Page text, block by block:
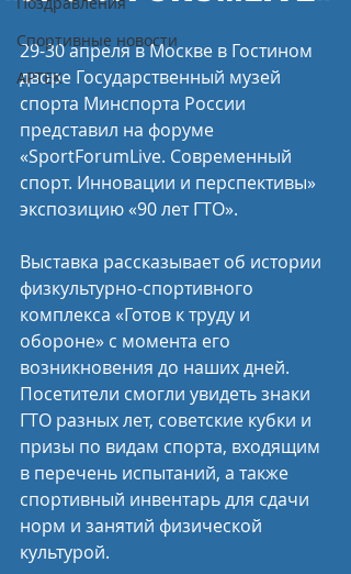
Спортивные новости
АРТЕК
29-30 апреля в Москве в Гостином
дворе Государственный музей
спорта Минспорта России
представил на форуме
«SportForumLive. Современный
спорт. Инновации и перспективы»
экспозицию «90 лет ГТО».
Выставка рассказывает об истории
физкультурно-спортивного
комплекса «Готов к труду и
обороне» с момента его
возникновения до наших дней.
Посетители смогли увидеть знаки
ГТО разных лет, советские кубки и
призы по видам спорта, входящим
в перечень испытаний, а также
спортивный инвентарь для сдачи
норм и занятий физической
культурой.